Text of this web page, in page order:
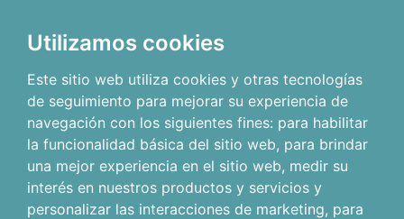
Utilizamos cookies
Este sitio web utiliza cookies y otras tecnologías
de seguimiento para mejorar su experiencia de
navegación con los siguientes fines: para habilitar
la funcionalidad básica del sitio web, para brindar
una mejor experiencia en el sitio web, medir su
interés en nuestros productos y servicios y
personalizar las interacciones de marketing, para